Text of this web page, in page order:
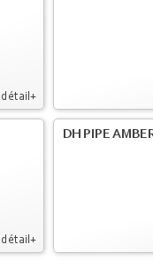
détail+
détail+
DH PIPE